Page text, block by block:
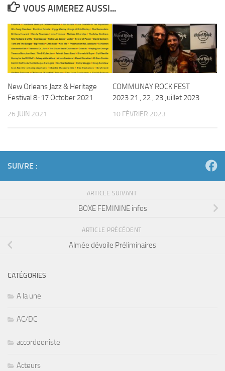
VOUS AIMEREZ AUSSI...
New Orleans Jazz & Heritage
Festival 8-17 October 2021
26 JUIN 2021
COMMUNAY ROCK FEST
2023 21 , 22 , 23 Juillet 2023
10 FÉVRIER 2023
SUIVRE :
ARTICLE SUIVANT
BOXE FEMININE infos
ARTICLE PRÉCÉDENT
Almée dévoile Préliminaires
CATÉGORIES
A la une
AC/DC
accordeoniste
Acteurs